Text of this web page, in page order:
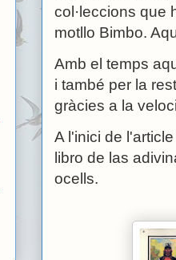
col·leccions que
motllo Bimbo.
Amb el temps
i també per la
gràcies a la
A l'inici de
libro de las
ocells.